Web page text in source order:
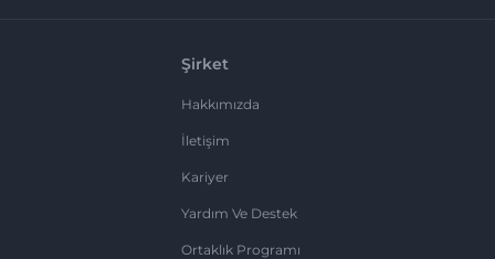
Şirket
Hakkımızda
İletişim
Kariyer
Yardım Ve Destek
Ortaklık Programı